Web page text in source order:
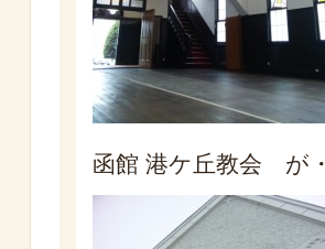
函館 港ケ丘教会 が